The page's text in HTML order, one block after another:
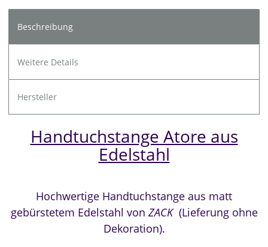
Beschreibung
Weitere Details
Hersteller
Handtuchstange Atore aus
Edelstahl
Hochwertige Handtuchstange aus matt
gebürstetem Edelstahl von ZACK(Lieferung ohne
Dekoration).